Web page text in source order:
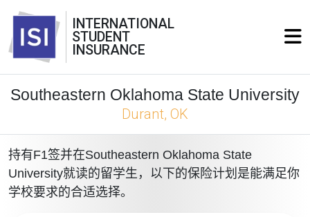
INTERNATIONAL
STUDENT
INSURANCE
Southeastern Oklahoma State University
Durant, OK
持有F1签并在Southeastern Oklahoma State
University就读的留学生，以下的保险计划是能满足你
学校要求的合适选择。